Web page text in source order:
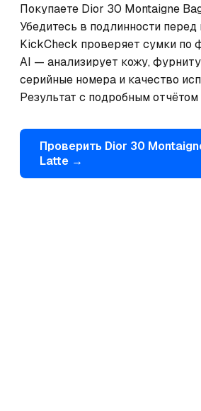
Покупаете Dior 30 Montaigne
Убедитесь в подлинности перед
KickCheck проверяет сумки по
AI — анализирует кожу,
серийные номера и качество
Результат с подробным
Проверить Dior 30
Latte →